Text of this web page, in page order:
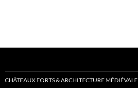
CHÂTEAUX FORTS & ARCHITECTURE MÉDIÉVALE